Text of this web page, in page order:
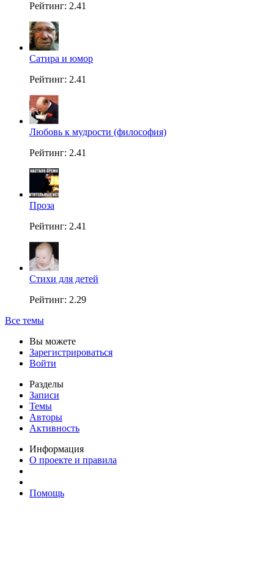
Рейтинг: 2.41
Сатира и юмор
Рейтинг: 2.41
Любовь к мудрости (философия)
Рейтинг: 2.41
Проза
Рейтинг: 2.41
Стихи для детей
Рейтинг: 2.29
Все темы
Вы можете
Зарегистрироваться
Войти
Разделы
Записи
Темы
Авторы
Активность
Информация
О проекте и правила
Помощь